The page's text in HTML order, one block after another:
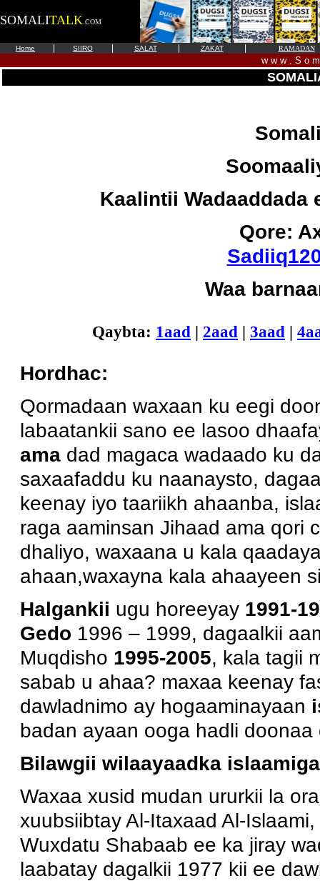
SOMALITALK .COM
Home SIIRO SALAT ZAKAT RAMADAN
w w w . S o
Kaalintii Wadaaddada
Qore:
Waa
Qaybta: 1aad | 2aad | 3aad |
Hordhac:
Qormadaan waxaan ku eegi
labaatankii sano ee lasoo
ama dad magaca wadaado ku
saxaafaddu ku naanaysto,
keenay iyo taariikh ahaanba,
raga aaminsan Jihaad ama qori
dhaliyo, waxaana u kala
ahaan,waxayna kala ahaayeen
Halgankii ugu horeeyay 1991-
Gedo 1996 – 1999, dagaalkii
Muqdisho 1995-2005, kala tagii
sabab u ahaa? maxaa keenay
dawladnimo ay hogaaminayaan
badan ayaan ooga hadli doonaa
Bilawgii wilaayaadka
Waxaa xusid mudan ururkii la
xuubsiibtay Al-Itaxaad Al-
Wuxdatu Shabaab ee ka jiray
laabatay dagalkii 1977 kii ee